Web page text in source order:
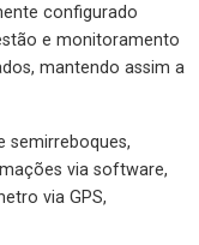
configurado
e monitoramento
mantendo assim a
semirreboques,
via software,
via GPS,